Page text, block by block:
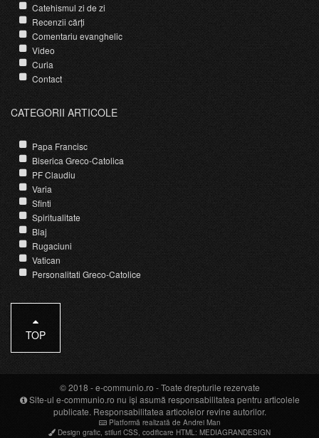
Catehismul zi de zi
Recenzii cărți
Comentariu evanghelic
Video
Curia
Contact
CATEGORII ARTICOLE
Papa Francisc
Biserica Greco-Catolica
PF Claudiu
Varia
Sfinti
Spiritualitate
Blaj
Rugaciuni
Vatican
Personalitati Greco-Catolice
TOP
© 2018 -e-communio.ro - Toate drepturile rezervate
Site-ul e-communio.ro nu își asumă responsabilitatea pentru articolele
publicate. Responsabilitatea articolelor revine autorilor.
Platformă realizată de Andrei Man
Design grafic stiluri CSS codificare HTML : MEDIAGRANDESIGN